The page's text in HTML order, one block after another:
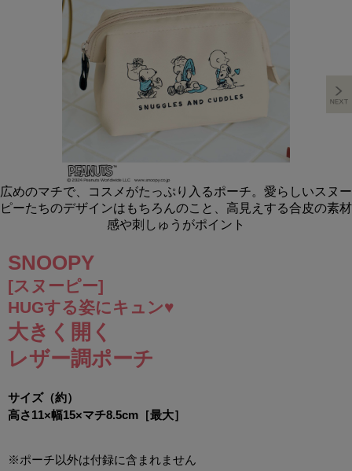
広めのマチで、コスメがたっぷり入るポーチ。愛らしいスヌー
ピーたちのデザインはもちろんのこと、高見えする合皮の素材
感や刺しゅうがポイント
SNOOPY
[スヌーピー]
HUGする姿にキュン♥
大きく開く
レザー調ポーチ
サイズ（約）
高さ11×幅15×マチ8.5cm［最大］
※ポーチ以外は付録に含まれません